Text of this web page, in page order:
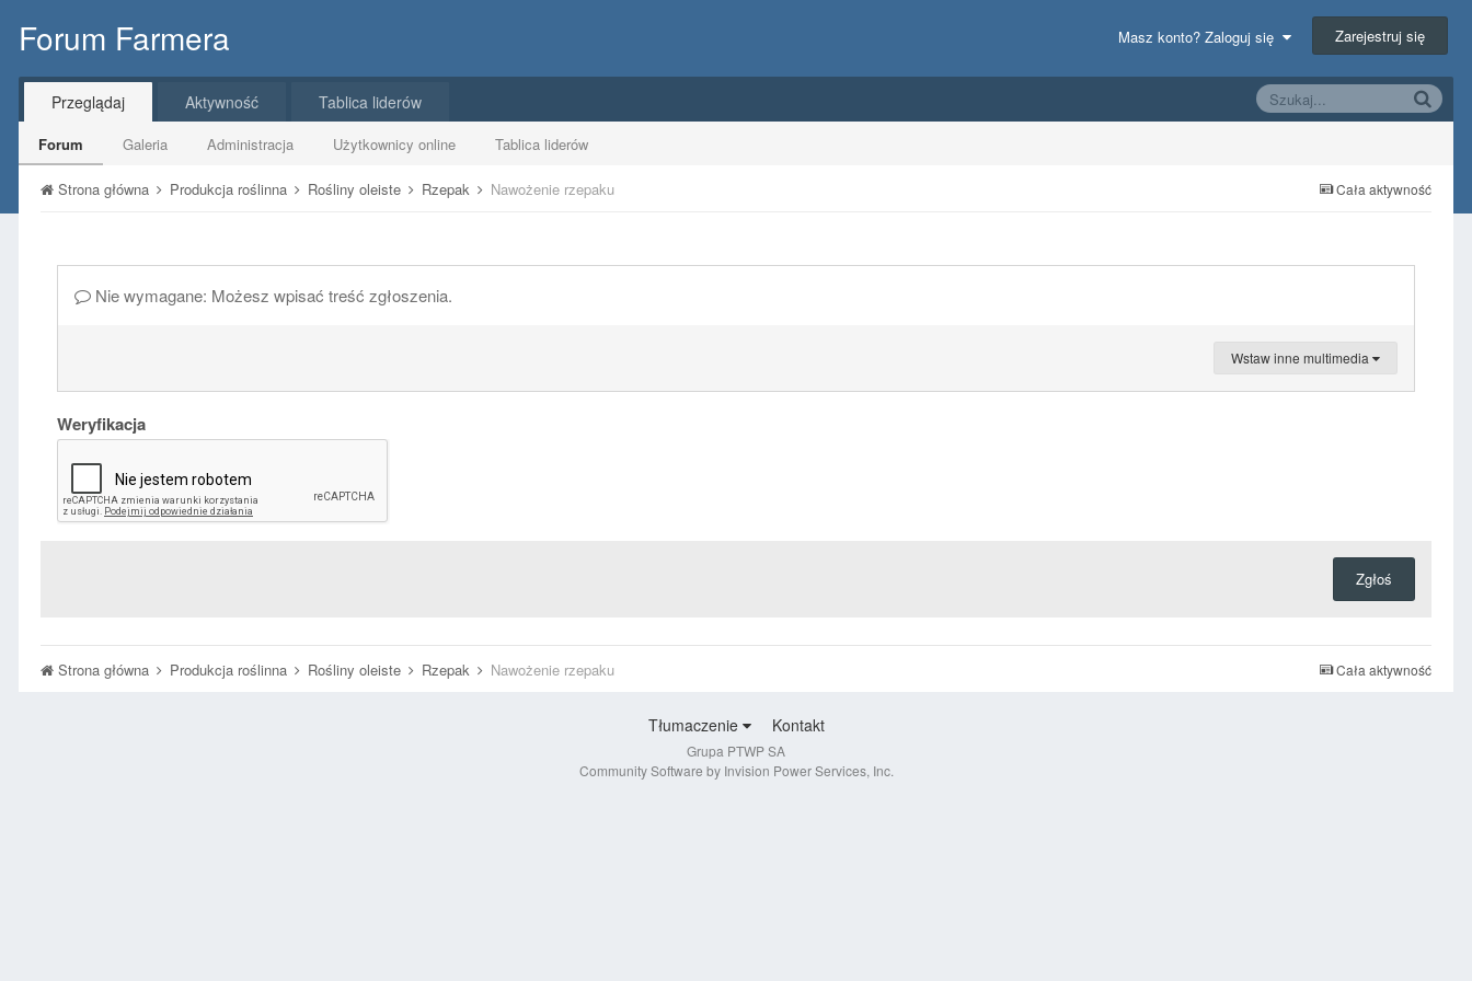
Forum Farmera Masz konto? Zaloguj się Zarejestruj się
Przeglądaj
Forum Galeria Administracja Użytkownicy online Tablica liderów
Aktywność Tablica liderów
Cała aktywność
Strona główna Produkcja roślinna Rośliny oleiste Rzepak Nawożenie rzepaku
Nie wymagane: Możesz wpisać treść zgłoszenia.
Wstaw inne multimedia
Weryfikacja
Zgłoś
Cała aktywność
Strona główna Produkcja roślinna Rośliny oleiste Rzepak Nawożenie rzepaku
Tłumaczenie Kontakt
Grupa PTWP SA
Community Software by Invision Power Services, Inc.